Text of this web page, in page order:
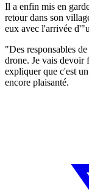
Il a enfin mis en
retour dans son
eux avec l'arrivée
"Des responsables
drone. Je vais devoir
expliquer que c'est
encore plaisanté.